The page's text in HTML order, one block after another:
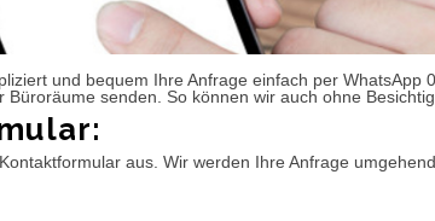
und bequem Ihre Anfrage einfach per WhatsApp
Büroräume senden. So können wir auch ohne
aus. Wir werden Ihre Anfrage